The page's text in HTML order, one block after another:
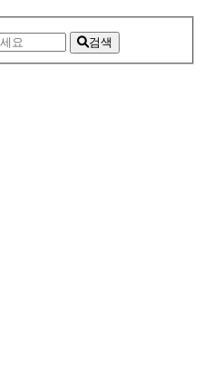
검색